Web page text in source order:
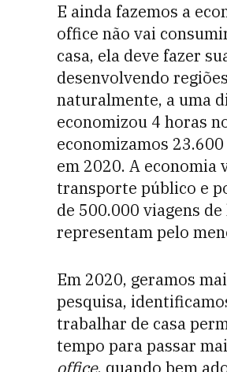
E ainda fazemos a
office não vai
casa, ela deve fazer
desenvolvendo
naturalmente, a uma
economizou 4 horas
economizamos
em 2020. A economia
transporte público e
de 500.000 viagens
representam pelo
Em 2020, geramos
pesquisa,
trabalhar de casa
tempo para passar
office, quando bem